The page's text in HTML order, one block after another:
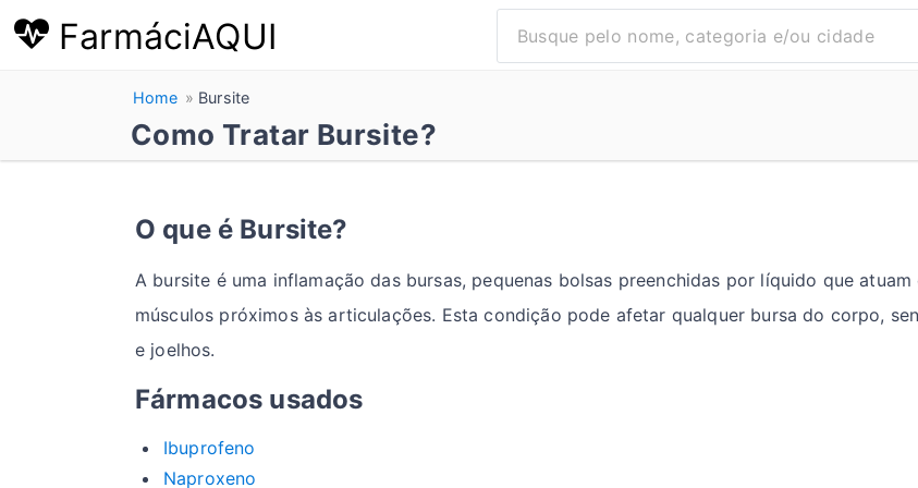
FarmáciAQUI
Home Bursite
Como Tratar Bursite?
O que é Bursite?
A bursite é uma inflamação das bursas, pequenas bolsas preenchidas por líquido que
músculos próximos às articulações. Esta condição pode afetar qualquer bursa do corpo,
e joelhos.
Fármacos usados
Ibuprofeno
Naproxeno